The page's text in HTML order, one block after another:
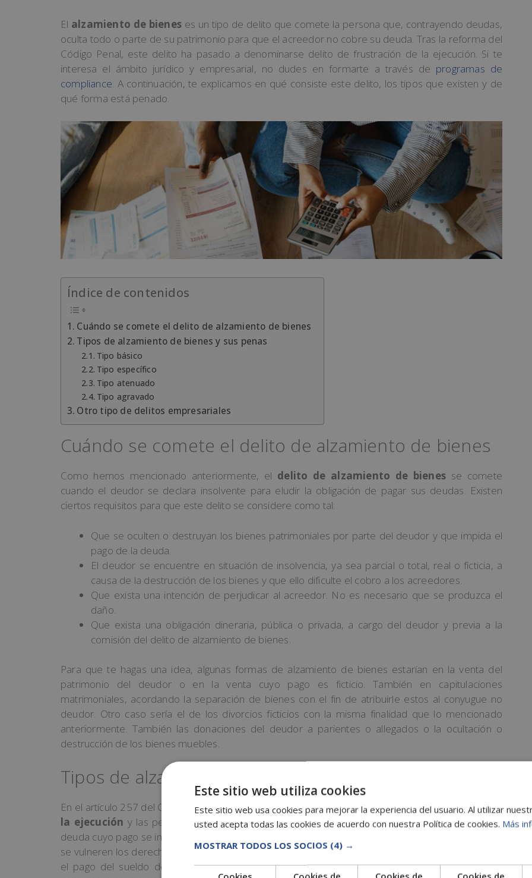
El alzamiento de bieneses un tipo de delito que comete la persona que, contrayendo deudas,
oculta todo o parte de su patrimonio para que el acreedor no cobre su deuda. Tras la reforma del
Código Penal, este delito ha pasado a denominarse delito de frustración de la ejecución. Si te
interesa el ámbito jurídico y empresarial, no dudes en formarte a través de programas de
compliance. A continuación, te explicamos en qué consiste este delito, los tipos que existen y de
qué forma está penado.
Índice de contenidos
Cuándo se comete el delito de alzamiento de bienes
Tipos de alzamiento de bienes y sus penas
Tipo básico
Tipo específico
Tipo atenuado
Tipo agravado
Otro tipo de delitos empresariales
Cuándo se comete el delito de alzamiento de bienes
Como hemos mencionado anteriormente, el delito de alzamiento de bienes se comete
cuando el deudor se declara insolvente para eludir la obligación de pagar sus deudas. Existen
ciertos requisitos para que este delito se considere como tal:
Que se oculten o destruyan los bienes patrimoniales por parte del deudor y que impida el
pago de la deuda.
El deudor se encuentre en situación de insolvencia, ya sea parcial o total, real o ficticia, a
causa de la destrucción de los bienes y que ello dificulte el cobro a los acreedores.
Que exista una intención de perjudicar al acreedor. No es necesario que se produzca el
daño.
Que exista una obligación dineraria, pública o privada, a cargo del deudor y previa a la
comisión del delito de alzamiento de bienes.
Para que te hagas una idea, algunas formas de alzamiento de bienes estarían en la venta del
patrimonio del deudor o en la venta cuyo pago es ficticio. También en capitulaciones
matrimoniales, acordando la separación de bienes con el fin de atribuirle estos al conyugue no
deudor. Otro caso sería el de los divorcios ficticios con la misma finalidad que lo mencionado
anteriormente. También las donaciones del deudor a parientes o allegados o la ocultación o
destrucción de los bienes muebles.
Tipos de alzamiento de bienes y sus penas
En el artículo 257 del Código Penal vienen definidos los distintos tiposdelitos de frustración de
la ejecución y las penas con las que están castigados. Estas se aplicarán en cualquier tipo de
deuda cuyo pago se intente eludir, como el de un préstamo o hipoteca. También en los casos que
se vulneren los derechos económicos de los trabajadores. Es decir, si el empresario quiere eludir
el pago del sueldo de sus empleados a través de la ocultación de patrimonio. Asimismo, se
Este sitio web utiliza cookies
Este sitio web usa cookies para mejorar la experiencia del usuario. Al utilizar
usted acepta todas las cookies de acuerdo con nuestra Política de cookies. Más
MOSTRAR TODOS LOS SOCIOS (4) →